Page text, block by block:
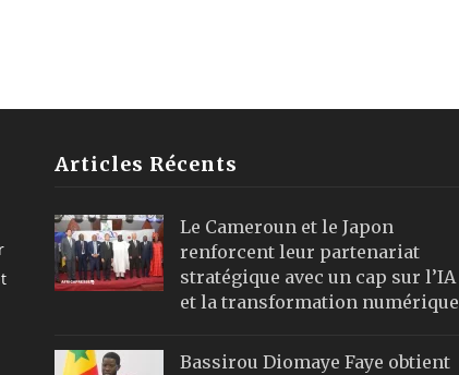
Articles Récents
Le Cameroun et le Japon
renforcent leur partenariat
stratégique avec un cap sur l’IA
et la transformation numérique
Bassirou Diomaye Faye obtient